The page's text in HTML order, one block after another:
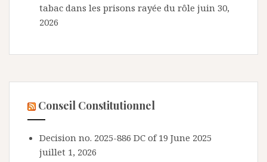
tabac dans les prisons rayée du rôle juin 30,
2026
Conseil Constitutionnel
Decision no. 2025-886 DC of 19 June 2025
juillet 1, 2026